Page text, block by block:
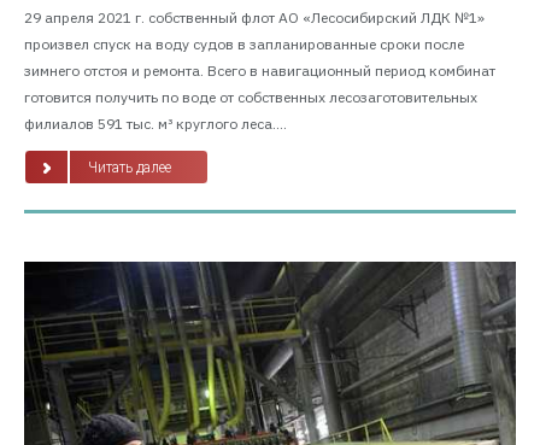
29 апреля 2021 г. собственный флот АО «Лесосибирский ЛДК №1»
произвел спуск на воду судов в запланированные сроки после
зимнего отстоя и ремонта. Всего в навигационный период комбинат
готовится получить по воде от собственных лесозаготовительных
филиалов 591 тыс. м³ круглого леса....
Читать далее